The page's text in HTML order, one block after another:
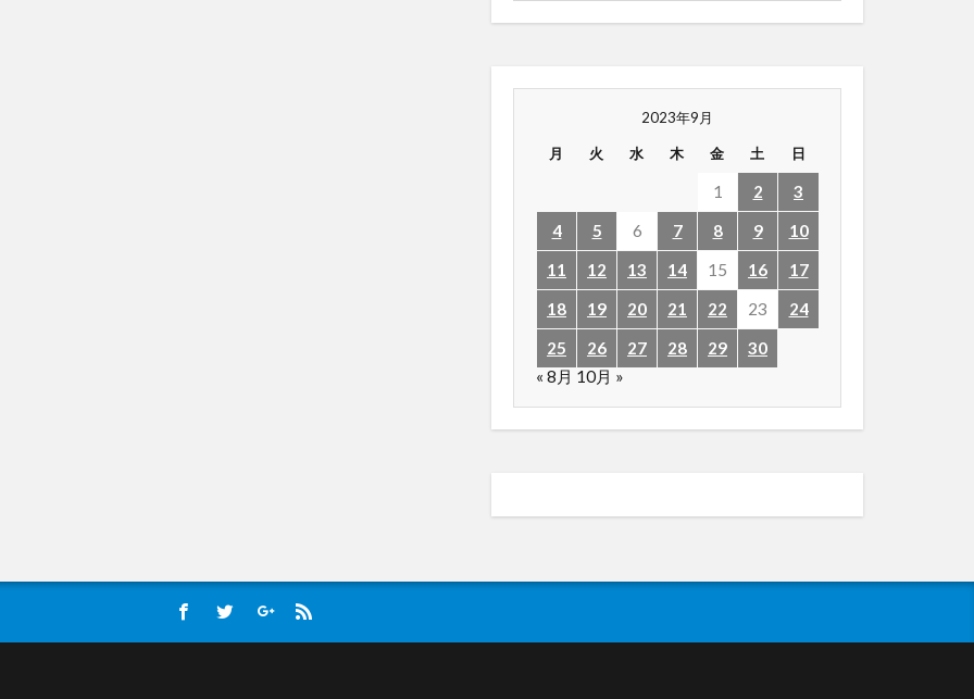
2023年9月
月 火 水 木 金 土 日
1 2
3
4
5 6 7 8 9
10
11
12 13 14 15 16
17
18
19 20 21 22 23
24
25
26 27 28 29
30
« 8月 10月 »